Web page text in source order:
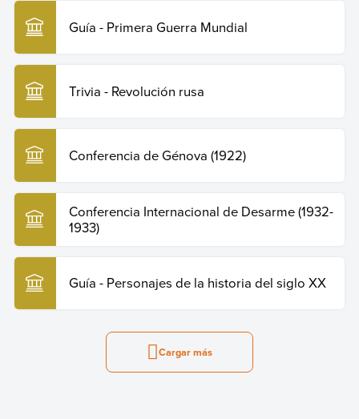
Guía - Primera Guerra Mundial
Trivia - Revolución rusa
Conferencia de Génova (1922)
Conferencia Internacional de Desarme (1932-
1933)
Guía - Personajes de la historia del siglo XX
Cargar más